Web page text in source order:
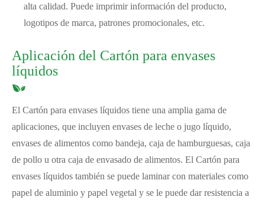
alta calidad. Puede imprimir información del producto,
logotipos de marca, patrones promocionales, etc.
Aplicación del Cartón para envases
líquidos
El Cartón para envases líquidos tiene una amplia gama de
aplicaciones, que incluyen envases de leche o jugo líquido,
envases de alimentos como bandeja, caja de hamburguesas, caja
de pollo u otra caja de envasado de alimentos. El Cartón para
envases líquidos también se puede laminar con materiales como
papel de aluminio y papel vegetal y se le puede dar resistencia a